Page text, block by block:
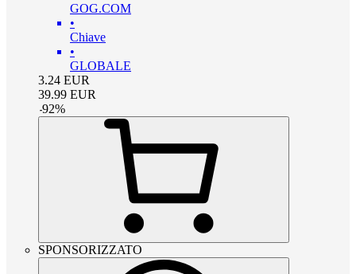
GOG.COM
•
Chiave
•
GLOBALE
3.24 EUR
39.99 EUR
-92%
SPONSORIZZATO